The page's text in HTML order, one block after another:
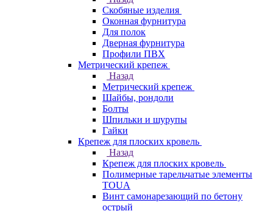
Скобяные изделия
Оконная фурнитура
Для полок
Дверная фурнитура
Профили ПВХ
Метрический крепеж
Назад
Метрический крепеж
Шайбы, рондоли
Болты
Шпильки и шурупы
Гайки
Крепеж для плоских кровель
Назад
Крепеж для плоских кровель
Полимерные тарельчатые элементы
TOUA
Винт самонарезающий по бетону
острый